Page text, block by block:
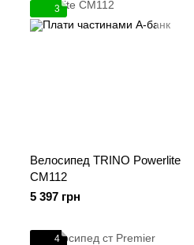
3
Велосипед TRINO Powerlite
CM112
5 397 грн
4